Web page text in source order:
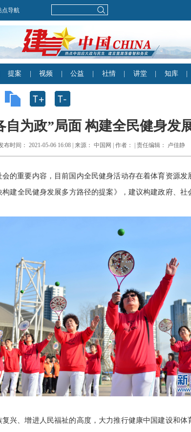
为政”局面 构建全民健身发
布时间： 2021-05-06 16:08 | 来源： 中国网 | 作者： | 责任编辑： 卢佳静
的重要内容，目前国内全民健身活动存在着体育资源
建全民健身发展多方路径的提案》，建议构建政府、社
兴、增进人民福祉的高度，大力推行健康中国建设和